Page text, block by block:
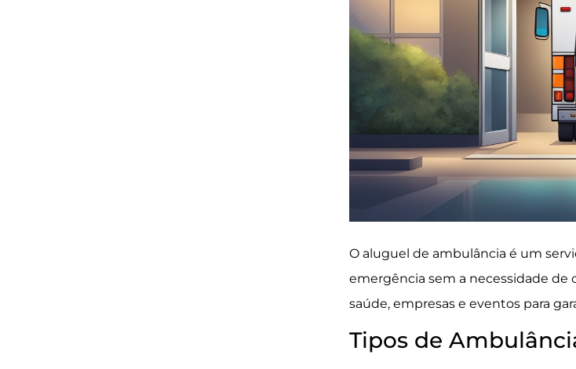
O aluguel de ambulância é um
emergência sem a necessidade de
saúde, empresas e eventos para
Tipos de